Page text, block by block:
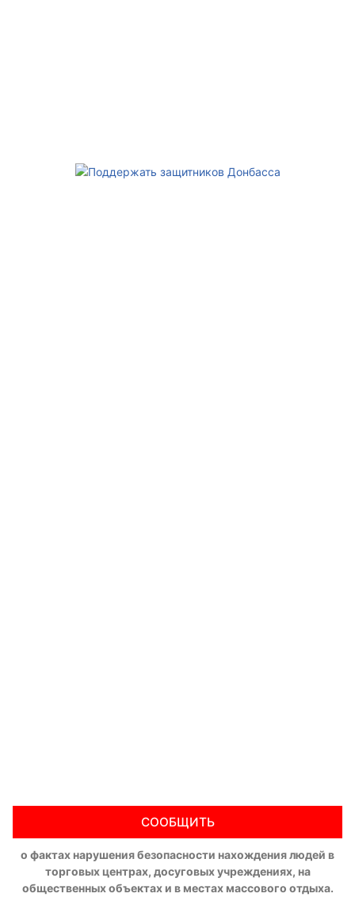
СООБЩИТЬ
о фактах нарушения безопасности нахождения людей в
торговых центрах, досуговых учреждениях, на
общественных объектах и в местах массового отдыха.